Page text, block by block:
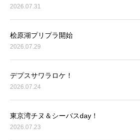
2026.07.31
桧原湖プリプラ開始
2026.07.29
デプスサワラロケ！
2026.07.24
東京湾チヌ＆シーバスday！
2026.07.23